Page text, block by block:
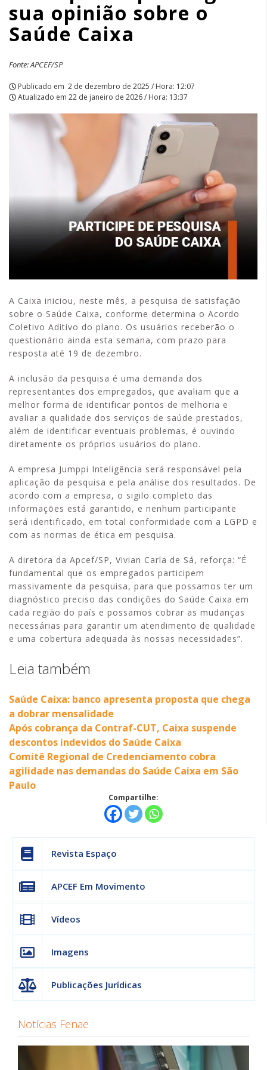
sua opinião sobre o
Saúde Caixa
Fonte: APCEF/SP
Publicado em 2 de dezembro de 2025 / Hora: 12:07
Atualizado em 22 de janeiro de 2026 / Hora: 13:37
A Caixa iniciou, neste mês, a pesquisa de satisfação
sobre o Saúde Caixa, conforme determina o Acordo
Coletivo Aditivo do plano. Os usuários receberão o
questionário ainda esta semana, com prazo para
resposta até 19 de dezembro.
A inclusão da pesquisa é uma demanda dos
representantes dos empregados, que avaliam que a
melhor forma de identificar pontos de melhoria e
avaliar a qualidade dos serviços de saúde prestados,
além de identificar eventuais problemas, é ouvindo
diretamente os próprios usuários do plano.
A empresa Jumppi Inteligência será responsável pela
aplicação da pesquisa e pela análise dos resultados. De
acordo com a empresa, o sigilo completo das
informações está garantido, e nenhum participante
será identificado, em total conformidade com a LGPD e
com as normas de ética em pesquisa.
A diretora da Apcef/SP, Vivian Carla de Sá, reforça: “É
fundamental que os empregados participem
massivamente da pesquisa, para que possamos ter um
diagnóstico preciso das condições do Saúde Caixa em
cada região do país e possamos cobrar as mudanças
necessárias para garantir um atendimento de qualidade
e uma cobertura adequada às nossas necessidades”.
Leia também
Saúde Caixa: banco apresenta proposta que chega
a dobrar mensalidade
Após cobrança da Contraf-CUT, Caixa suspende
descontos indevidos do Saúde Caixa
Comitê Regional de Credenciamento cobra
agilidade nas demandas do Saúde Caixa em São
Paulo
Compartilhe:
Revista Espaço
APCEF Em Movimento
Vídeos
Imagens
Publicações Jurídicas
Notícias Fenae